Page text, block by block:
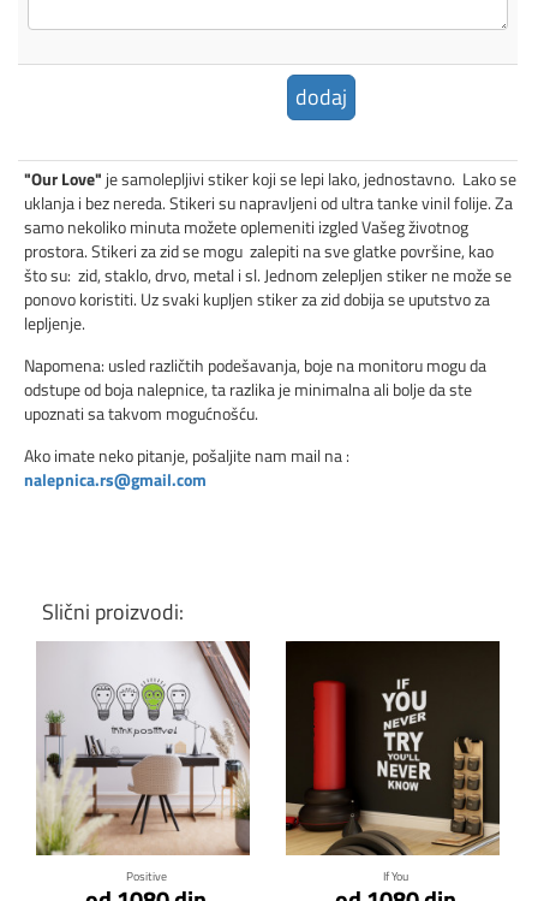
dodaj
"Our Love" je samolepljivi stiker koji se lepi lako, jednostavno. Lako se
uklanja i bez nereda. Stikeri su napravljeni od ultra tanke vinil folije. Za
samo nekoliko minuta možete oplemeniti izgled Vašeg životnog
prostora. Stikeri za zid se mogu zalepiti na sve glatke površine, kao
što su: zid, staklo, drvo, metal i sl. Jednom zelepljen stiker ne može se
ponovo koristiti. Uz svaki kupljen stiker za zid dobija se uputstvo za
lepljenje.
Napomena: usled različtih podešavanja, boje na monitoru mogu da
odstupe od boja nalepnice, ta razlika je minimalna ali bolje da ste
upoznati sa takvom mogućnošću.
Ako imate neko pitanje, pošaljite nam mail na :
nalepnica.rs@gmail.com
Slični proizvodi:
Positive
Klikni za detalje
If You
Klikni za detalje